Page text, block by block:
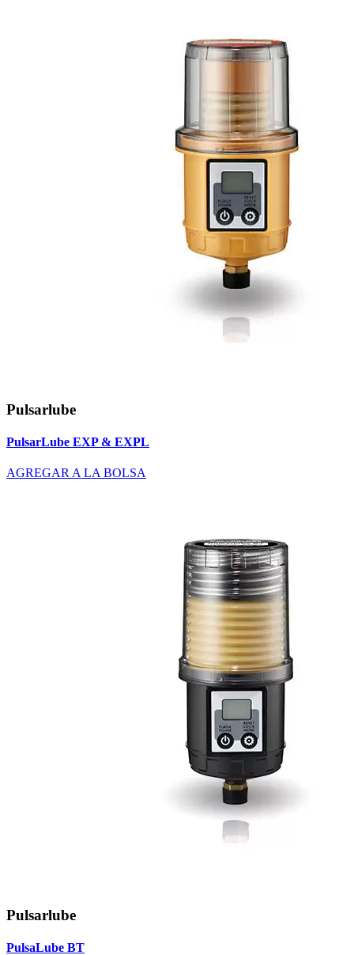
Pulsarlube
PulsarLube EXP & EXPL
AGREGAR A LA BOLSA
Pulsarlube
PulsaLube BT